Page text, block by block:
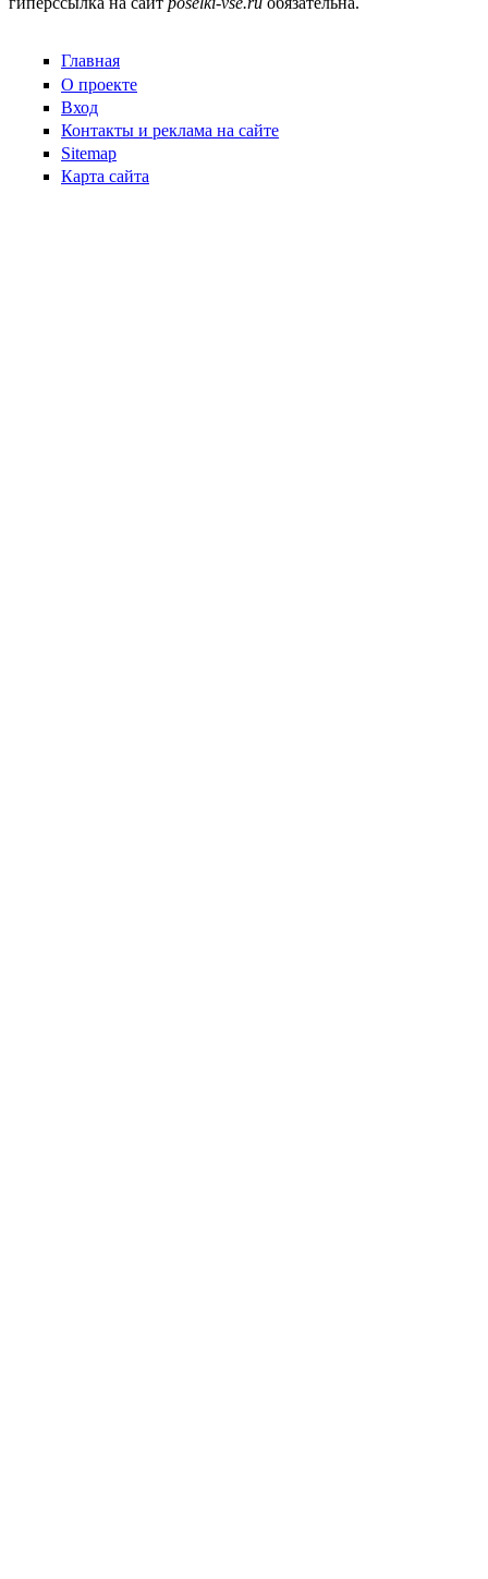
Главная
О проекте
Вход
Контакты и реклама на сайте
Sitemap
Карта сайта